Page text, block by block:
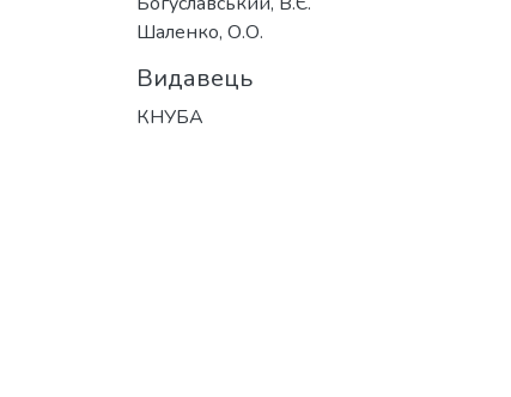
Шаленко, О.О.
Видавець
КНУБА